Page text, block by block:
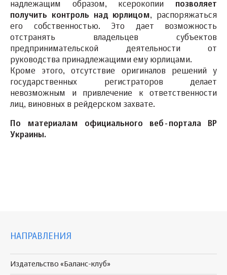
надлежащим образом, ксерокопии позволяет
получить контроль над юрлицом, распоряжаться
его собственностью. Это дает возможность
отстранять владельцев субъектов
предпринимательской деятельности от
руководства принадлежащими ему юрлицами.
Кроме этого, отсутствие оригиналов решений у
государственных регистраторов делает
невозможным и привлечение к ответственности
лиц, виновных в рейдерском захвате.
По материалам официального веб-портала ВР
Украины.
НАПРАВЛЕНИЯ
Издательство «Баланс-клуб»